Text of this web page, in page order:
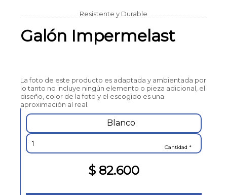
Resistente y Durable
Galón Impermelast
La foto de este producto es adaptada y ambientada por
lo tanto no incluye ningún elemento o pieza adicional, el
diseño, color de la foto y el escogido es una
aproximación al real.
Blanco
Cantidad *
$ 82.600